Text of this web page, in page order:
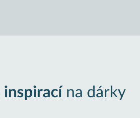
inspiracína dárky